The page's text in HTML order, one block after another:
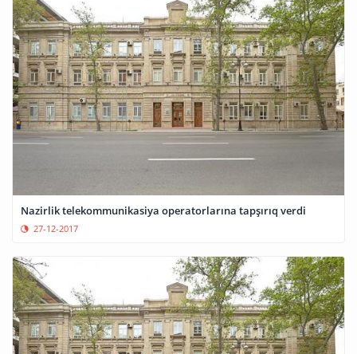
Nazirlik telekommunikasiya operatorlarına tapşırıq verdi
27-12-2017